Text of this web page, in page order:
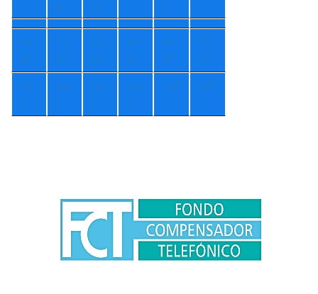
b
m
r
+1
4°
+1
5°
+1
5°
+1
3°
+1
3°
+1
1°
+5
°
+6
°
+5
°
+4
°
+4° +5°